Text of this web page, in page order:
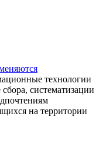
технологии
систематизации
на территории